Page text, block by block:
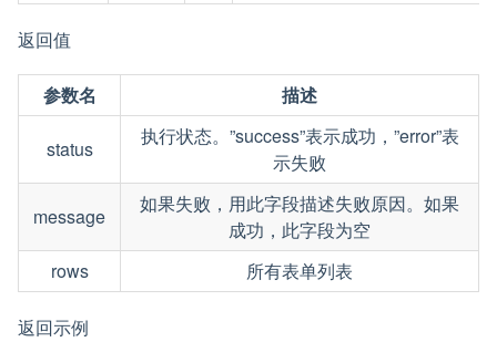
返回值
参数名 描述
status
执行状态。”success”表示成功，”error”表
示失败
message
如果失败，用此字段描述失败原因。如果
成功，此字段为空
rows
所有表单列表
返回示例